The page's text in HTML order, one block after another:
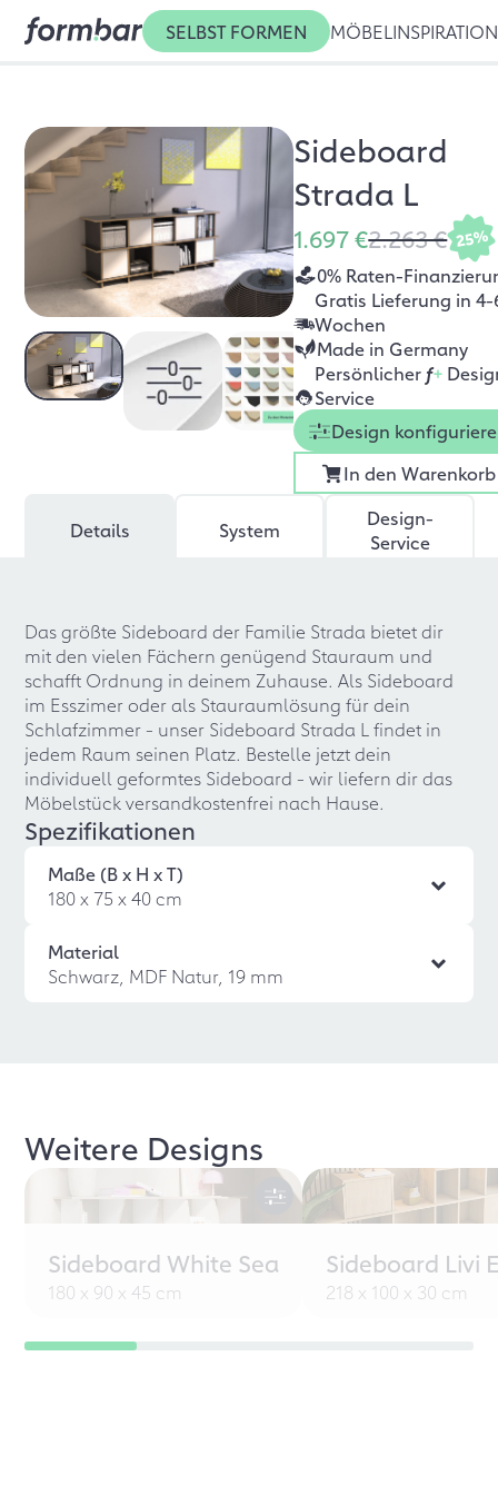
SELBST FORMEN MÖBEL INSPIRATION
Sideboard
Strada L
1.697 €2.263 € 25%
0% Raten-
Gratis Lieferung in 4-
Wochen
Made in Germany
Persönlicher f+
Service
Design
In den Warenkorb
Details System
Design-
Service
Das größte Sideboard der Familie Strada bietet dir
mit den vielen Fächern genügend Stauraum und
schafft Ordnung in deinem Zuhause. Als Sideboard
im Esszimer oder als Stauraumlösung für dein
Schlafzimmer - unser Sideboard Strada L findet in
jedem Raum seinen Platz. Bestelle jetzt dein
individuell geformtes Sideboard - wir liefern dir das
Möbelstück versandkostenfrei nach Hause.
Spezifikationen
Maße (B x H x T)
180 x 75 x 40 cm
Material
Schwarz, MDF Natur, 19 mm
Weitere Designs
Sideboard White Sea
180 x 90 x 45 cm
Sideboard Livi
218 x 100 x 30 cm